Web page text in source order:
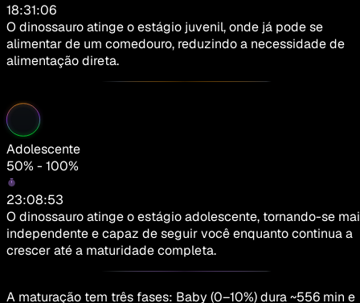
18:31:06
O dinossauro atinge o estágio juvenil, onde já pode se
alimentar de um comedouro, reduzindo a necessidade de
alimentação direta.
Adolescente
50% - 100%
23:08:53
O dinossauro atinge o estágio adolescente, tornando-se
independente e capaz de seguir você enquanto continua a
crescer até a maturidade completa.
A maturação tem três fases: Baby (0–10%) dura ~556 min e